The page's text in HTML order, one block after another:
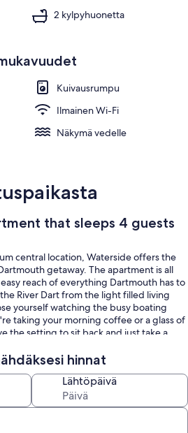
Sisätilat
2 kylpyhuonetta
Kuivausrumpu
Ilmainen Wi-Fi
Näkymä vedelle
that sleeps 4 guests
central location, Waterside offers the
getaway. The apartment is all
reach of everything Dartmouth has to
River Dart from the light filled living
yourself watching the busy boating
taking your morning coffee or a glass of
the setting to sit back and just take a
movies or discussions about
sofa. Plan your supper after a visit to the
when you want to cook. The fully
area is the perfect way to host. The
plush linens, snooze away the busy day
hinnat
Lähtöpäivä